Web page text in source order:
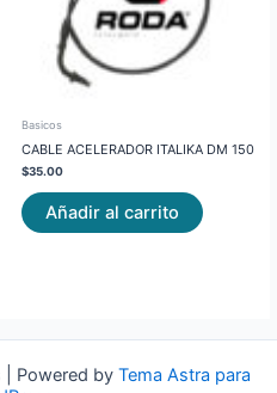
Basicos
CABLE ACELERADOR ITALIKA DM 150
$35.00
Añadir al carrito
Powered by Tema Astra para